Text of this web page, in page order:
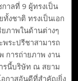
าลที่ 9 ผู้ทรงเป็น
งชาติ ทรงเป็นเอก
ภาพในด้านต่างๆ
ระปรีชาสามารถ
การถ่ายภาพ งาน
รนี้บริษัท ณ สยาม
อกาสอันดีที่สำคัญยิ่ง